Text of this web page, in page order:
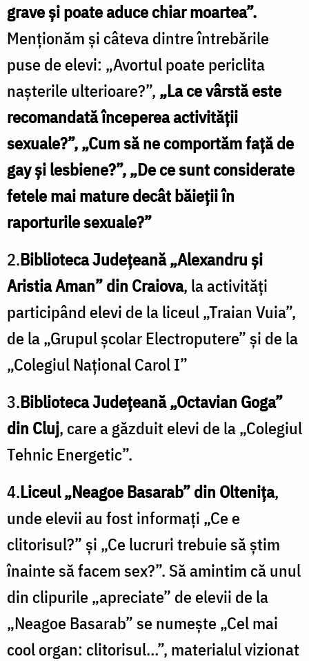
grave şi poate aduce chiar moartea”.
Menţionăm şi câteva dintre întrebările
puse de elevi: „Avortul poate periclita
naşterile ulterioare?”, „La ce vârstă este
recomandată începerea activităţii
sexuale?”, „Cum să ne comportăm faţă de
gay şi lesbiene?”, „De ce sunt considerate
fetele mai mature decât băieţii în
raporturile sexuale?”
2.Biblioteca Judeţeană „Alexandru şi
Aristia Aman” din Craiova, la activităţi
participând elevi de la liceul „Traian Vuia”,
de la „Grupul şcolar Electroputere” şi de la
„Colegiul Naţional Carol I”
3.Biblioteca Judeţeană „Octavian Goga”
din Cluj, care a găzduit elevi de la „Colegiul
Tehnic Energetic”.
4.Liceul „Neagoe Basarab” din Olteniţa,
unde elevii au fost informaţi „Ce e
clitorisul?” şi „Ce lucruri trebuie să ştim
înainte să facem sex?”. Să amintim că unul
din clipurile „apreciate” de elevii de la
„Neagoe Basarab” se numeşte „Cel mai
cool organ: clitorisul…”, materialul vizionat